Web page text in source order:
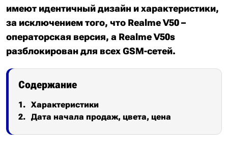
имеют идентичный дизайн и характеристики,
за исключением того, что Realme V50 –
операторская версия, а Realme V50s
разблокирован для всех GSM-сетей.
Содержание
Характеристики
Дата начала продаж, цвета, цена